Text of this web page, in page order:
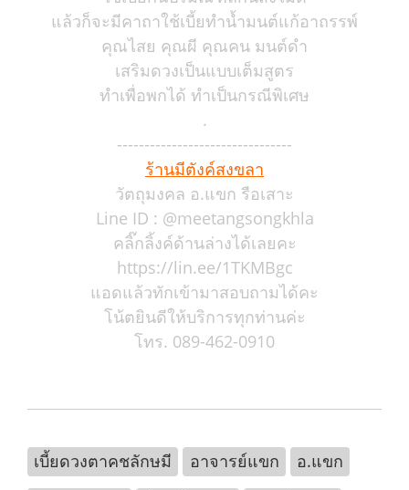
แล้วก็จะมีคาถาใช้เบี้ยทำน้ำมนต์แก้อาถรรพ์
คุณไสย คุณผี คุณคน มนต์ดำ
เสริมดวงเป็นแบบเต็มสูตร
ทำเพื่อพกได้ ทำเป็นกรณีพิเศษ
.
--------------------------------
ร้านมีตังค์สงขลา
วัตถุมงคล อ.แขก รือเสาะ
Line ID : @meetangsongkhla
คลิ๊กลิ้งค์ด้านล่างได้เลยคะ
https://lin.ee/1TKMBgc
แอดแล้วทักเข้ามาสอบถามได้คะ
โน้ตยินดีให้บริการทุกท่านค่ะ
โทร. 089-462-0910
เบี้ยดวงตาคชลักษมี อาจารย์แขก
อ.แขก